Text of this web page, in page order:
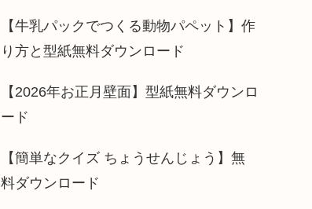
【牛乳パックでつくる動物パペット】作
り方と型紙無料ダウンロード
【2026年お正月壁面】型紙無料ダウンロ
ード
【簡単なクイズ ちょうせんじょう】無
料ダウンロード